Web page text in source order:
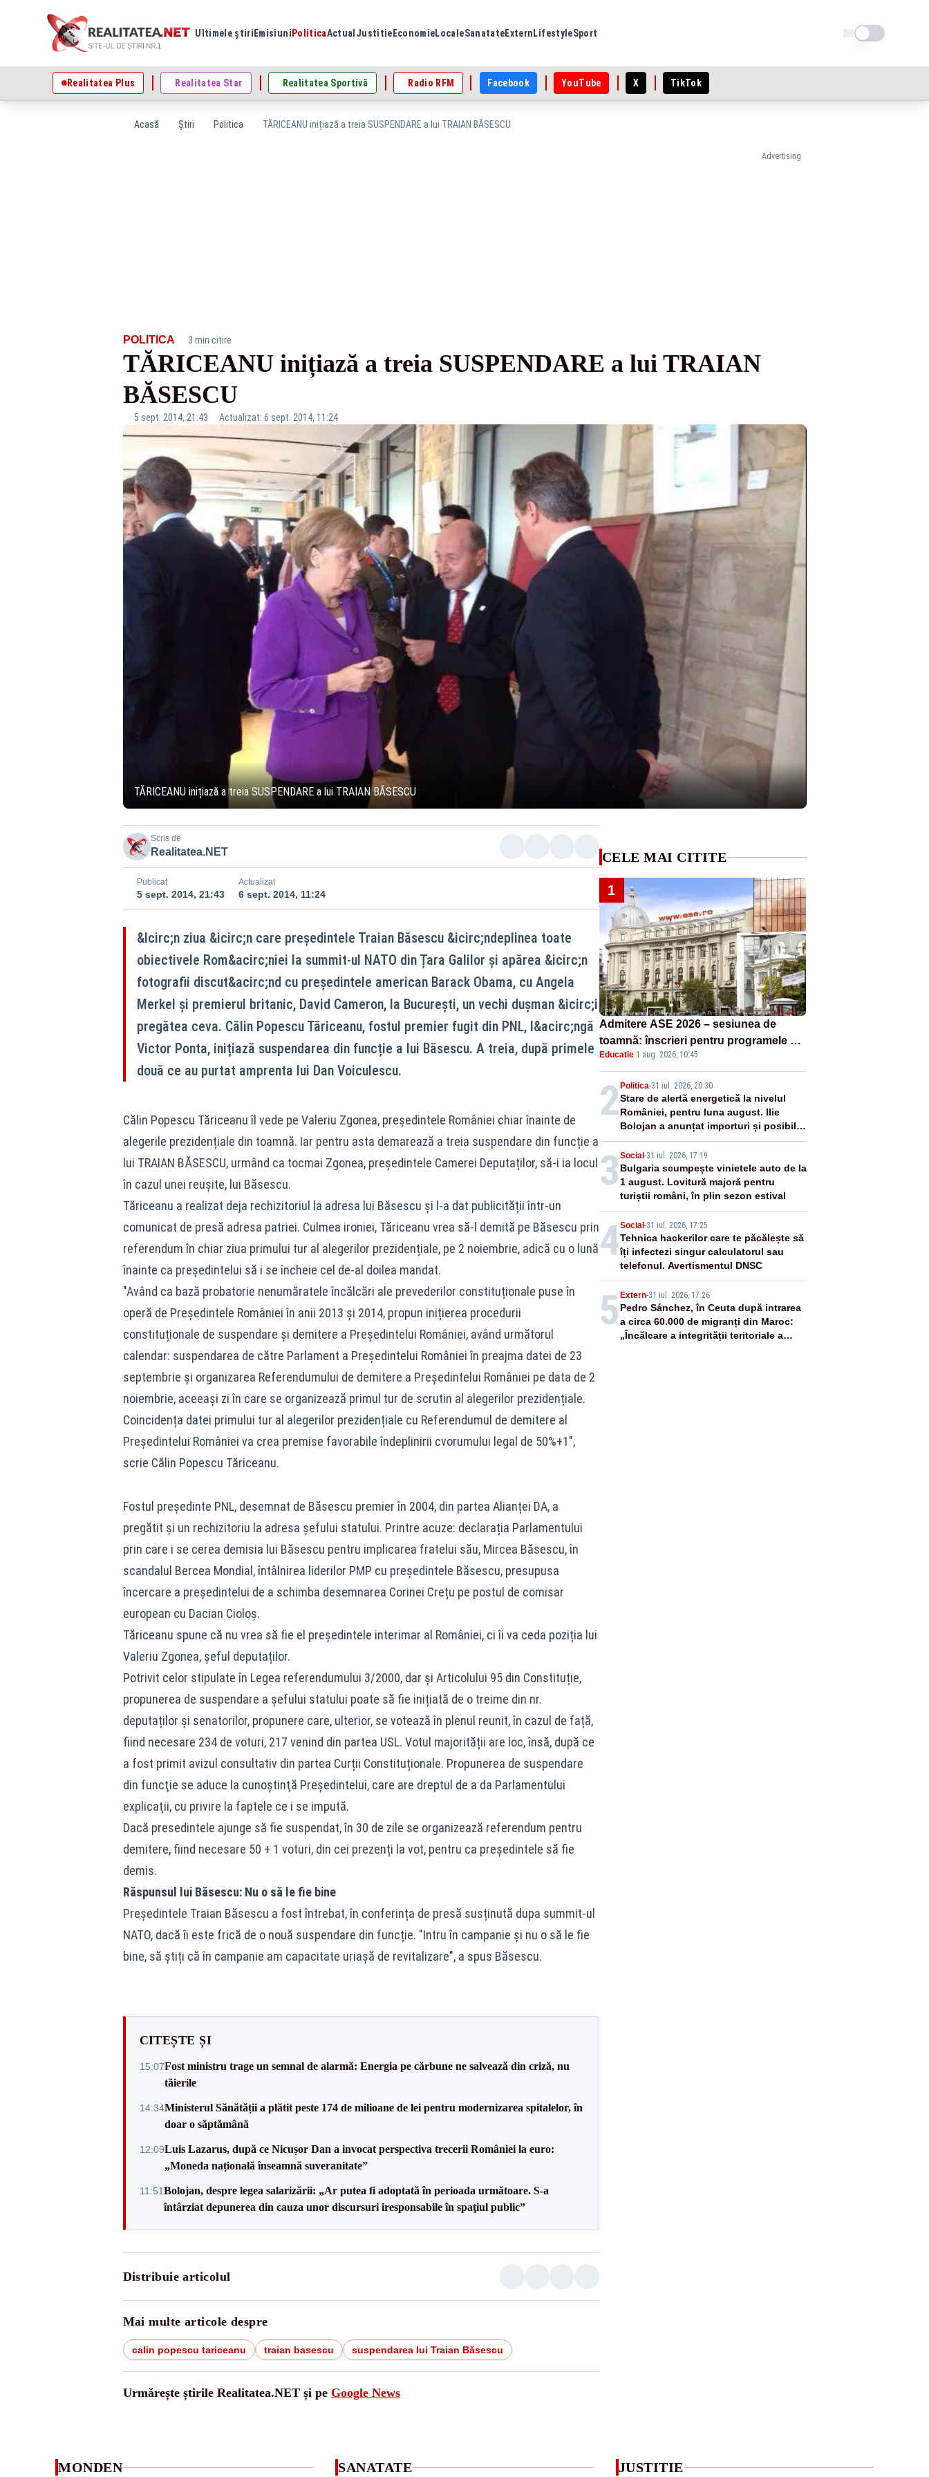
Ultimele știri Emisiuni PoliticaActual Justitie EconomieLocaleSanatateExtern LifestyleSport Schimba tema
Realitatea Plus Realitatea Star Realitatea Sportivă Radio RFM Facebook YouTube X TikTok
Acasă Știri Politica TĂRICEANU inițiază a treia SUSPENDARE a lui TRAIAN BĂSESCU
Advertising
POLITICA· 3 min citire
TĂRICEANU inițiază a treia SUSPENDARE a lui TRAIAN
BĂSESCU
5 sept. 2014, 21:43 Actualizat: 6 sept. 2014, 11:24
TĂRICEANU inițiază a treia SUSPENDARE a lui TRAIAN BĂSESCU
Scris de
Realitatea.NET
Publicat
5 sept. 2014, 21:43
Actualizat
6 sept. 2014, 11:24
&Icirc;n ziua &icirc;n care președintele Traian Băsescu &icirc;ndeplinea toate
obiectivele Rom&acirc;niei la summit-ul NATO din Țara Galilor și apărea &icirc;n
fotografii discut&acirc;nd cu președintele american Barack Obama, cu Angela
Merkel și premierul britanic, David Cameron, la București, un vechi dușman &icirc;i
pregătea ceva. Călin Popescu Tăriceanu, fostul premier fugit din PNL, l&acirc;ngă
Victor Ponta, inițiază suspendarea din funcție a lui Băsescu. A treia, după primele
două ce au purtat amprenta lui Dan Voiculescu.
Călin Popescu Tăriceanu îl vede pe Valeriu Zgonea, președintele României chiar înainte de
alegerile prezidențiale din toamnă. Iar pentru asta demarează a treia suspendare din funcție a
lui TRAIAN BĂSESCU, urmând ca tocmai Zgonea, președintele Camerei Deputaților, să-i ia locul
în cazul unei reușite, lui Băsescu.
Tăriceanu a realizat deja rechizitoriul la adresa lui Băsescu și l-a dat publicității într-un
comunicat de presă adresa patriei. Culmea ironiei, Tăriceanu vrea să-l demită pe Băsescu prin
referendum în chiar ziua primului tur al alegerilor prezidențiale, pe 2 noiembrie, adică cu o lună
înainte ca președintelui să i se încheie cel de-al doilea mandat.
"Având ca bază probatorie nenumăratele încălcări ale prevederilor constituționale puse în
operă de Președintele României în anii 2013 și 2014, propun inițierea procedurii
constituționale de suspendare și demitere a Președintelui României, având următorul
calendar: suspendarea de către Parlament a Președintelui României în preajma datei de 23
septembrie și organizarea Referendumului de demitere a Președintelui României pe data de 2
noiembrie, aceeași zi în care se organizează primul tur de scrutin al alegerilor prezidențiale.
Coincidența datei primului tur al alegerilor prezidențiale cu Referendumul de demitere al
Președintelui României va crea premise favorabile îndeplinirii cvorumului legal de 50%+1",
scrie Călin Popescu Tăriceanu.
Fostul președinte PNL, desemnat de Băsescu premier în 2004, din partea Alianței DA, a
pregătit și un rechizitoriu la adresa șefului statului. Printre acuze: declarația Parlamentului
prin care i se cerea demisia lui Băsescu pentru implicarea fratelui său, Mircea Băsescu, în
scandalul Bercea Mondial, întâlnirea liderilor PMP cu președintele Băsescu, presupusa
încercare a președintelui de a schimba desemnarea Corinei Crețu pe postul de comisar
european cu Dacian Cioloș.
Tăriceanu spune că nu vrea să fie el președintele interimar al României, ci îi va ceda poziția lui
Valeriu Zgonea, șeful deputaților.
Potrivit celor stipulate în Legea referendumului 3/2000, dar și Articolului 95 din Constituție,
propunerea de suspendare a șefului statului poate să fie inițiată de o treime din nr.
deputaților și senatorilor, propunere care, ulterior, se votează în plenul reunit, în cazul de față,
fiind necesare 234 de voturi, 217 venind din partea USL. Votul majorității are loc, însă, după ce
a fost primit avizul consultativ din partea Curții Constituționale. Propunerea de suspendare
din funcţie se aduce la cunoştinţă Preşedintelui, care are dreptul de a da Parlamentului
explicaţii, cu privire la faptele ce i se impută.
Dacă presedintele ajunge să fie suspendat, în 30 de zile se organizează referendum pentru
demitere, fiind necesare 50 + 1 voturi, din cei prezenți la vot, pentru ca președintele să fie
demis.
Răspunsul lui Băsescu: Nu o să le fie bine
Președintele Traian Băsescu a fost întrebat, în conferința de presă susținută dupa summit-ul
NATO, dacă îi este frică de o nouă suspendare din funcție. "Intru în campanie și nu o să le fie
bine, să știți că în campanie am capacitate uriașă de revitalizare", a spus Băsescu.
CITEȘTE ȘI
15:07Fost ministru trage un semnal de alarmă: Energia pe cărbune ne salvează din criză, nu
tăierile
14:34Ministerul Sănătății a plătit peste 174 de milioane de lei pentru modernizarea spitalelor, în
doar o săptămână
12:09Luis Lazarus, după ce Nicușor Dan a invocat perspectiva trecerii României la euro:
„Moneda națională înseamnă suveranitate”
11:51Bolojan, despre legea salarizării: „Ar putea fi adoptată în perioada următoare. S-a
întârziat depunerea din cauza unor discursuri iresponsabile în spaţiul public”
Distribuie articolul
Mai multe articole despre
calin popescu tariceanu traian basescu suspendarea lui Traian Băsescu
Urmărește știrile Realitatea.NET și pe Google News
CELE MAI CITITE
1
Admitere ASE 2026 – sesiunea de
toamnă: înscrieri pentru programele de
licență, masterat și doctorat
Educatie·1 aug. 2026, 10:45
2 Politica-31 iul. 2026, 20:30
Stare de alertă energetică la nivelul
României, pentru luna august. Ilie
Bolojan a anunțat importuri și posibile
restricții – VIDEO
3 Social -31 iul. 2026, 17:19
Bulgaria scumpește vinietele auto de la
1 august. Lovitură majoră pentru
turiștii români, în plin sezon estival
4Social -31 iul. 2026, 17:25
Tehnica hackerilor care te păcălește să
îți infectezi singur calculatorul sau
telefonul. Avertismentul DNSC
5 Extern-31 iul. 2026, 17:26
Pedro Sánchez, în Ceuta după intrarea
a circa 60.000 de migranți din Maroc:
„Încălcare a integrității teritoriale a
MONDEN SANATATE JUSTITIE